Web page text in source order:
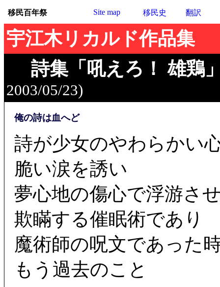
移民百年祭 Site map 移民史 翻訳
宇江木リカルド作品集
詩集「吼えろ！ 雄鶏
2003/05/23)
俺の詩は血へど
詩が少女のやわらかい
脆い涙を誘い
夢心地の傷心で浮游さ
欺瞞する催眠術であり
魔術師の呪文であった
もう過去のこと